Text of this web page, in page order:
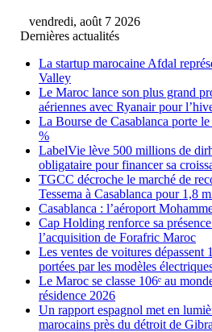
vendredi, août 7 2026
Dernières actualités
La startup marocaine Afdal
Valley
Le Maroc lance son plus grand
aériennes avec Ryanair pour
La Bourse de Casablanca porte
%
LabelVie lève 500 millions de
obligataire pour financer sa
TGCC décroche le marché de
Tessema à Casablanca pour 1,8
Casablanca : l’aéroport
Cap Holding renforce sa
l’acquisition de Forafric Maroc
Les ventes de voitures dépassent
portées par les modèles
Le Maroc se classe 106ᵉ au
résidence 2026
Un rapport espagnol met en
marocains près du détroit de